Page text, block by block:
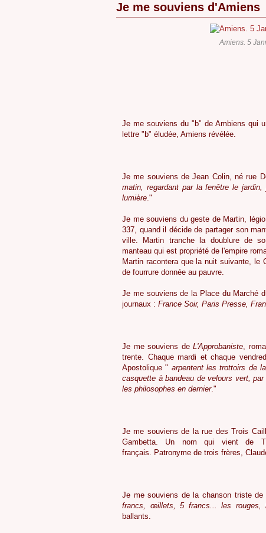
Je me souviens d'Amiens
Amiens. 5
Je me souviens du "b" de Ambiens qui
lettre "b" éludée, Amiens révélée.
Je me souviens de Jean Colin, né rue
matin, regardant par la fenêtre le
lumière."
Je me souviens du geste de Martin,
337, quand il décide de partager son
ville. Martin tranche la doublure de
manteau qui est propriété de l'empire
Martin racontera que la nuit suivante, le
de fourrure
Je me souviens de la Place du Marché
journaux : France Soir, Paris Presse,
Je me souviens deL'Approbaniste,
trente. Chaque mardi et chaque
Apostolique " arpentent les trottoirs de
casquette à bandeau de velours vert,
les philosophes en dernier."
Je me souviens de la rue des Trois
Gambetta. Un nom qui vient de
français. Patronyme de trois frères,
Je me souviens de la chanson triste
francs, œillets, 5 francs... les rouges,
ballants.